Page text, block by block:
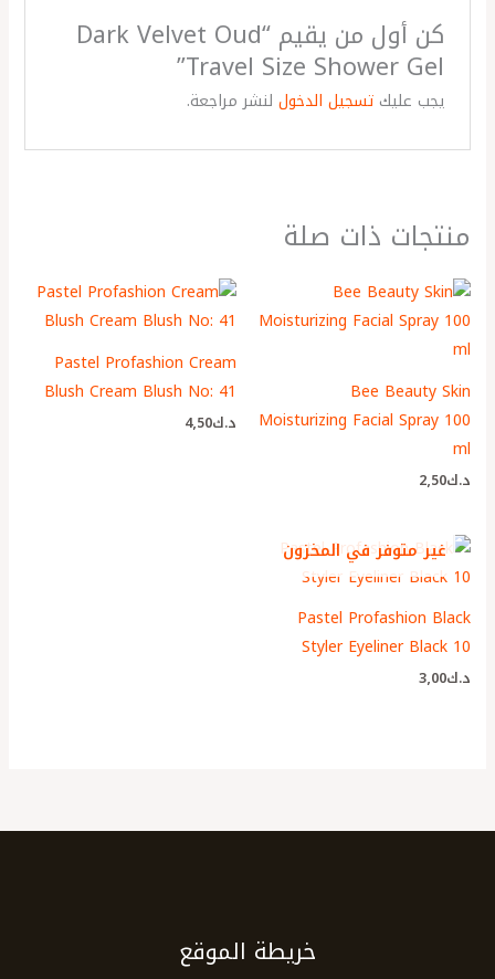
كن أول من يقيم “Dark Velvet Oud
Travel Size Shower Gel”
يجب عليك تسجيل الدخوللنشر مراجعة.
منتجات ذات صلة
Bee Beauty Skin
Moisturizing Facial Spray 100
ml
د.ك2٫50
Pastel Profashion Cream
Blush Cream Blush No: 41
د.ك4٫50
غير متوفر في المخزون
Pastel Profashion Black
Styler Eyeliner Black 10
د.ك3٫00
خريطة الموقع